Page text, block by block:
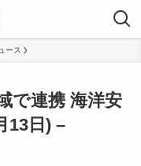
ース
で連携 海洋安
13日) –